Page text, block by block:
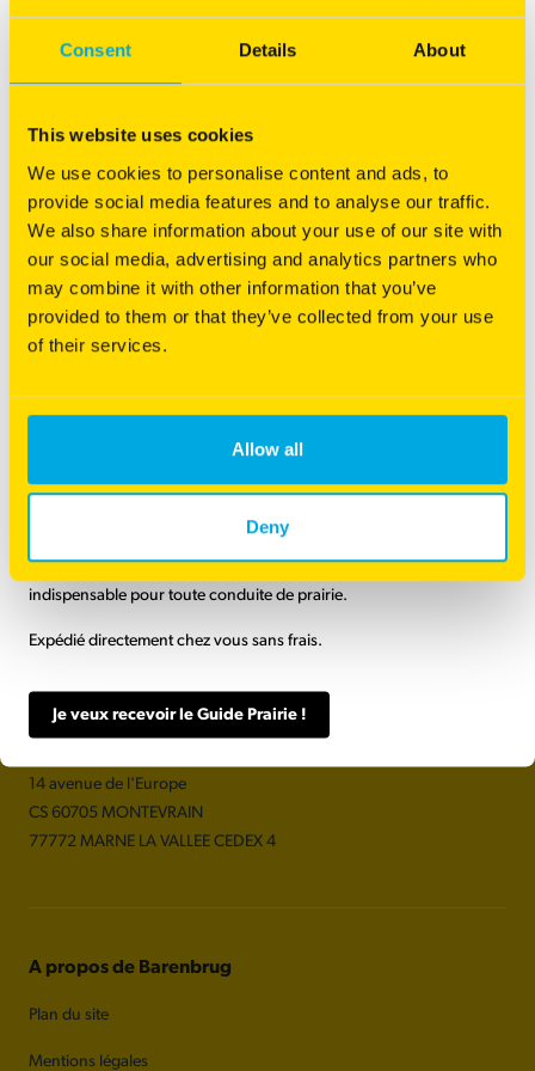
Consent Details About
This website uses cookies
We use cookies to personalise content and ads, to
provide social media features and to analyse our traffic.
We also share information about your use of our site with
our social media, advertising and analytics partners who
may combine it with other information that you’ve
provided to them or that they’ve collected from your use
of their services.
Allow all
Deny
chez vous
Tout ce qu'il faut savoir sur la prairie
13/12/2022
L'enherbement des vignes et vergers
Coordonnées
14 avenue de l'Europe
CS 60705 MONTEVRAIN
77772 MARNE LA VALLEE CEDEX 4
A propos de Barenbrug
Plan du site
Mentions légales
Du choix des espèces à la récolte, c'est un support technique
indispensable pour toute conduite de prairie.
Expédié directement chez vous sans frais.
Je veux recevoir le Guide Prairie !